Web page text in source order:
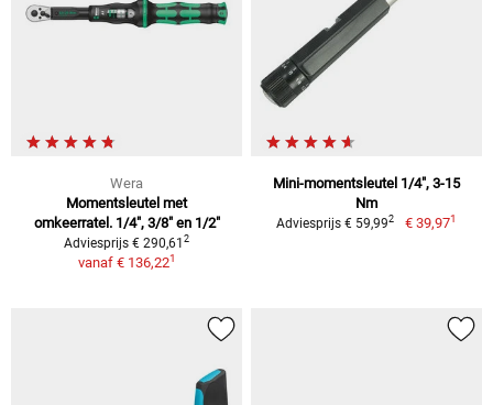
Wera
Momentsleutel met
omkeerratel. 1/4", 3/8" en 1/2"
Adviesprijs € 290,61 2
vanaf € 136,221
Mini-momentsleutel 1/4", 3-15
Nm
Adviesprijs € 59,992 € 39,971